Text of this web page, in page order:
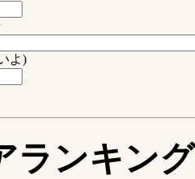
よ)
ランキング